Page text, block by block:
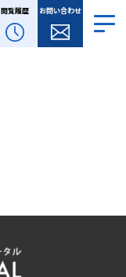
閲覧履歴 お問い合わせ